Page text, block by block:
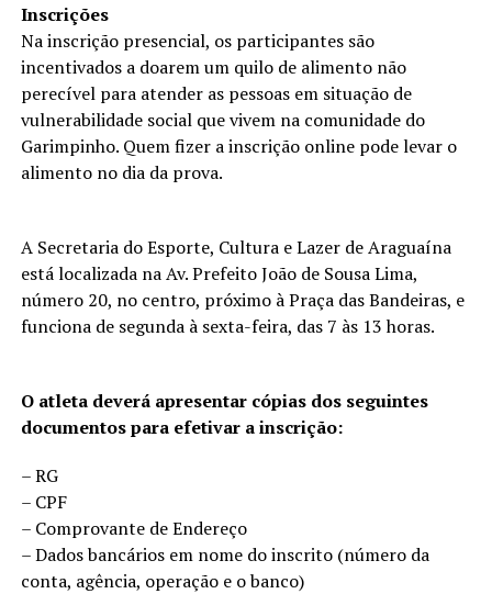
Inscrições
Na inscrição presencial, os participantes são
incentivados a doarem um quilo de alimento não
perecível para atender as pessoas em situação de
vulnerabilidade social que vivem na comunidade do
Garimpinho. Quem fizer a inscrição online pode levar o
alimento no dia da prova.
A Secretaria do Esporte, Cultura e Lazer de Araguaína
está localizada na Av. Prefeito João de Sousa Lima,
número 20, no centro, próximo à Praça das Bandeiras, e
funciona de segunda à sexta-feira, das 7 às 13 horas.
O atleta deverá apresentar cópias dos seguintes
documentos para efetivar a inscrição:
– RG
– CPF
– Comprovante de Endereço
– Dados bancários em nome do inscrito (número da
conta, agência, operação e o banco)